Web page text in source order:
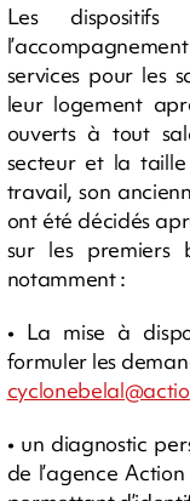
Les
services pour les
leur logement
ouverts à tout
secteur et la
travail, son
ont été décidés
sur les premiers
notamment :
• La mise à
formuler les
• un diagnostic
de l’agence